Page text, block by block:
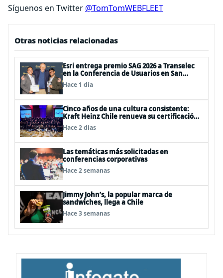
Síguenos en Twitter @TomTomWEBFLEET
Otras noticias relacionadas
Esri entrega premio SAG 2026 a Transelec
en la Conferencia de Usuarios en San
Diego, Estados Unidos
Hace 1 día
Cinco años de una cultura consistente:
Kraft Heinz Chile renueva su certificación
Great Place to Work
Hace 2 días
Las temáticas más solicitadas en
conferencias corporativas
Hace 2 semanas
Jimmy John’s, la popular marca de
sandwiches, llega a Chile
Hace 3 semanas